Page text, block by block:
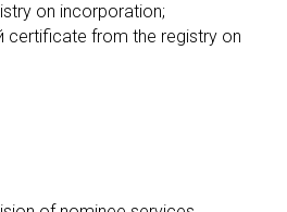
on incorporation;
certificate from the registry on